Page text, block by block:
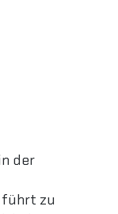
der
führt zu